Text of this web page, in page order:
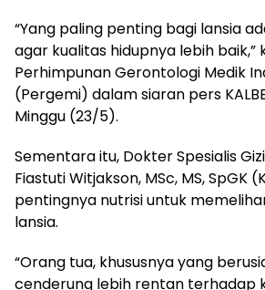
“Yang paling penting bagi lansia
agar kualitas hidupnya lebih baik,”
Perhimpunan Gerontologi Medik
(Pergemi) dalam siaran pers
Minggu (23/5).
Sementara itu, Dokter Spesialis
Fiastuti Witjakson, MSc, MS, SpGK
pentingnya nutrisi untuk
lansia.
“Orang tua, khususnya yang
cenderung lebih rentan terhadap